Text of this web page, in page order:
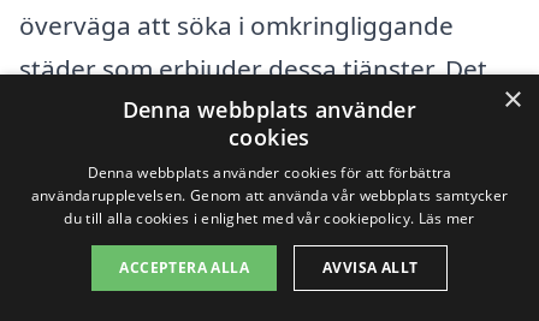
överväga att söka i omkringliggande
städer som erbjuder dessa tjänster. Det
finns flera professionella städfirmor i
närheten som kan hjälpa dig att få ditt
hem i bästa skick inför visningen.
Några av städerna i närheten av Själsö
×
Denna webbplats använder
cookies
Denna webbplats använder cookies för att förbättra
användarupplevelsen. Genom att använda vår webbplats samtycker
du till alla cookies i enlighet med vår cookiepolicy. Läs mer
ACCEPTERA ALLA AVVISA ALLT